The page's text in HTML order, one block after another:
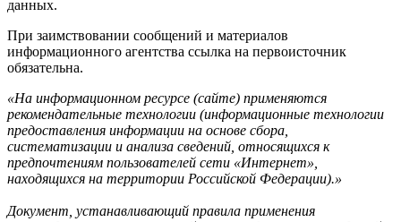
данных.
При заимствовании сообщений и материалов
информационного агентства ссылка на первоисточник
обязательна.
«На информационном ресурсе (сайте) применяются
рекомендательные технологии (информационные технологии
предоставления информации на основе сбора,
систематизации и анализа сведений, относящихся к
предпочтениям пользователей сети «Интернет»,
находящихся на территории Российской Федерации).»
Документ, устанавливающий правила применения